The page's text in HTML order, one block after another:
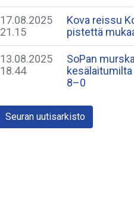
17.08.2025
21.15
Kova reissu
pistettä
13.08.2025
18.44
SoPan
8–0
Seuran uutisarkisto